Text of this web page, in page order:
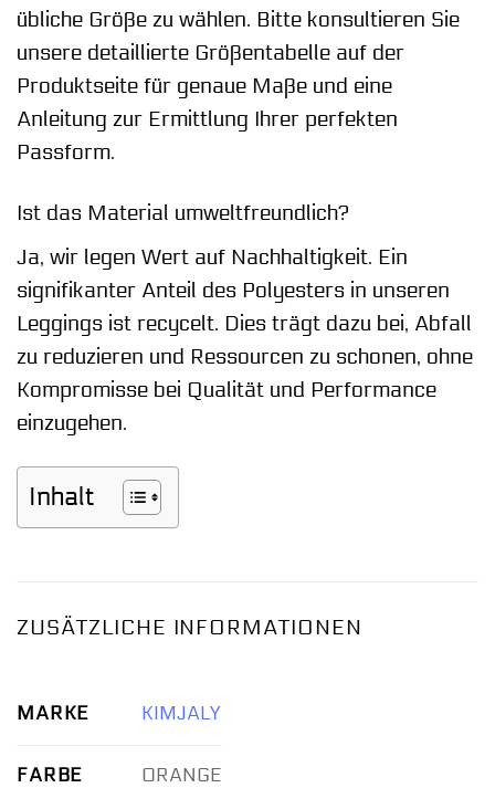
übliche Größe zu wählen. Bitte konsultieren Sie
unsere detaillierte Größentabelle auf der
Produktseite für genaue Maße und eine
Anleitung zur Ermittlung Ihrer perfekten
Passform.
Ist das Material umweltfreundlich?
Ja, wir legen Wert auf Nachhaltigkeit. Ein
signifikanter Anteil des Polyesters in unseren
Leggings ist recycelt. Dies trägt dazu bei, Abfall
zu reduzieren und Ressourcen zu schonen, ohne
Kompromisse bei Qualität und Performance
einzugehen.
Inhalt
ZUSÄTZLICHE INFORMATIONEN
MARKE KIMJALY
FARBE ORANGE